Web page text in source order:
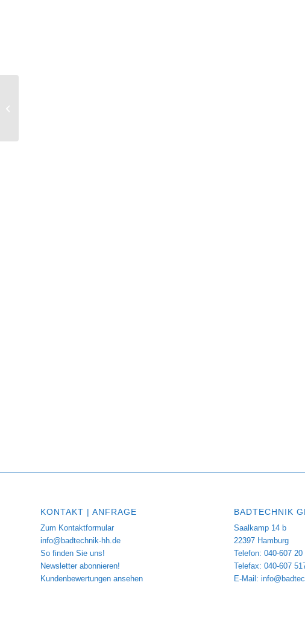
KONTAKT | ANFRAGE
Zum Kontaktformular
info@badtechnik-hh.de
So finden Sie uns!
Newsletter abonnieren!
Kundenbewertungen ansehen
BADTECHNIK
Saalkamp 14 b
22397 Hamburg
Telefon: 040-607 20
Telefax: 040-607
E-Mail: